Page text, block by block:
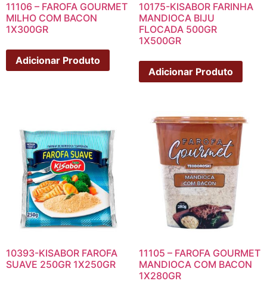
11106 – FAROFA GOURMET
MILHO COM BACON
1X300GR
Adicionar Produto
10175-KISABOR FARINHA
MANDIOCA BIJU
FLOCADA 500GR
1X500GR
Adicionar Produto
10393-KISABOR FAROFA
SUAVE 250GR 1X250GR
11105 – FAROFA GOURMET
MANDIOCA COM BACON
1X280GR